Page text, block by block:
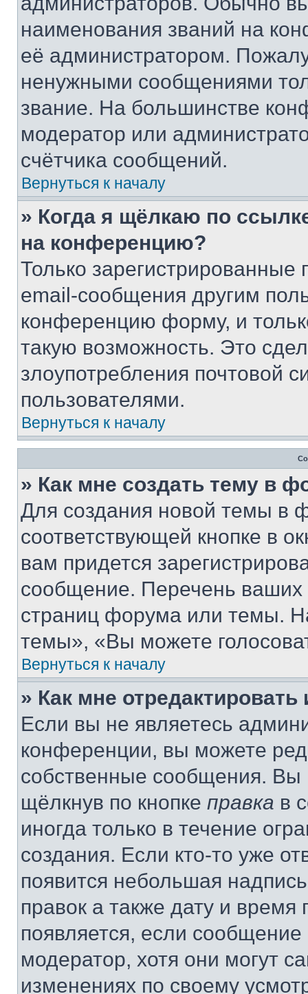
наименования званий на
её администратором.
ненужными сообщениями
звание. На большинстве
модератор или
счётчика сообщений.
Вернуться к началу
» Когда я щёлкаю по
на конференцию?
Только зарегистрированные
email-сообщения другим
конференцию форму, и
такую возможность. Это
злоупотребления почтовой
пользователями.
Вернуться к началу
» Как мне создать тему в
Для создания новой темы в
соответствующей кнопке в
вам придется
сообщение. Перечень ваших
страниц форума или темы.
темы», «Вы можете
Вернуться к началу
» Как мне
Если вы не являетесь
конференции, вы можете
собственные сообщения. Вы
щёлкнув по кнопке правка в
иногда только в течение
создания. Если кто-то уже
появится небольшая
правок а также дату и
появляется, если
модератор, хотя они могут
изменениях по своему